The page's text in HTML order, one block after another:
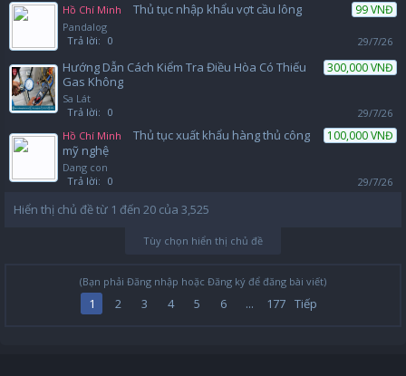
99 VNĐ
Hồ Chí Minh Thủ tục nhập khẩu vợt cầu lông
Pandalog
Trả lời: 0 29/7/26
300,000 VNĐ
Hướng Dẫn Cách Kiểm Tra Điều Hòa Có Thiếu
Gas Không
Sa Lát
Trả lời: 0 29/7/26
100,000 VNĐ
Hồ Chí Minh
Thủ tục xuất khẩu hàng thủ công
mỹ nghệ
Dang con
Trả lời: 0 29/7/26
Hiển thị chủ đề từ 1 đến 20 của 3,525
Tùy chọn hiển thị chủ đề
(Bạn phải Đăng nhập hoặc Đăng ký để đăng bài viết)
1 2 3 4 5 6 ... 177 Tiếp